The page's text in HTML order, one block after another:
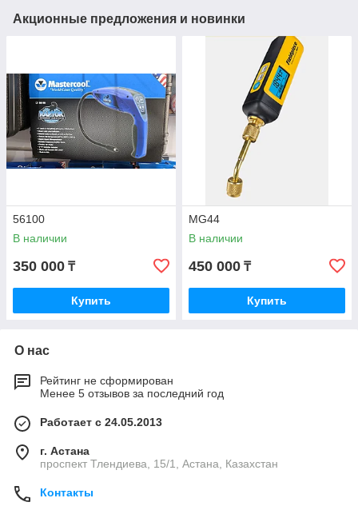
Акционные предложения и новинки
56100
В наличии
350 000 ₸
Купить
MG44
В наличии
450 000 ₸
Купить
О нас
Рейтинг не сформирован
Менее 5 отзывов за последний год
Работает с 24.05.2013
г. Астана
проспект Тлендиева, 15/1, Астана, Казахстан
Контакты